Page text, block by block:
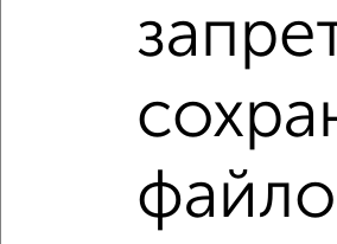
не первый этаж не последний
с центральным
Вторичное жилье в панельном
С панорамными окнами С